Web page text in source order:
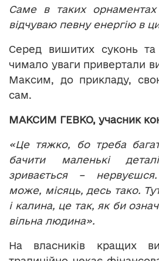
Саме в таких
відчуваю певну енергію в
Серед вишитих суконь та
чимало уваги привертали
Максим, до прикладу,
сам.
МАКСИМ ГЕВКО, учасник
«Це тяжко, бо треба
бачити маленькі
зривається –
може, місяць, десь тако.
і калина, це так, як би
вільна людина».
На власників кращих